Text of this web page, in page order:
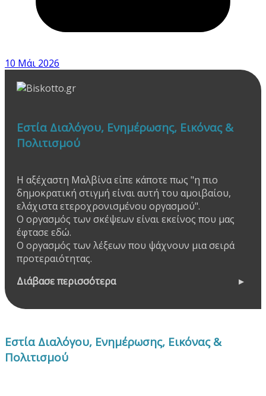
10 Μάι 2026
Εστία Διαλόγου, Ενημέρωσης, Εικόνας &
Πολιτισμού
Η αξέχαστη Μαλβίνα είπε κάποτε πως "η πιο
δημοκρατική στιγμή είναι αυτή του αμοιβαίου,
ελάχιστα ετεροχρονισμένου οργασμού".
Ο οργασμός των σκέψεων είναι εκείνος που μας
έφτασε εδώ.
Ο οργασμός των λέξεων που ψάχνουν μια σειρά
προτεραιότητας.
Διάβασε περισσότερα
Εστία Διαλόγου, Ενημέρωσης, Εικόνας &
Πολιτισμού